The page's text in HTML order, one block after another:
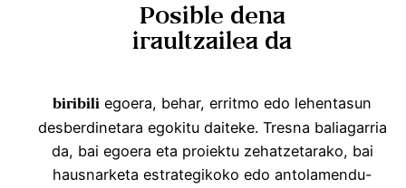
Posible dena
iraultzailea da
biribili egoera, behar, erritmo edo lehentasun
desberdinetara egokitu daiteke. Tresna baliagarria
da, bai egoera eta proiektu zehatzetarako, bai
hausnarketa estrategikoko edo antolamendu-